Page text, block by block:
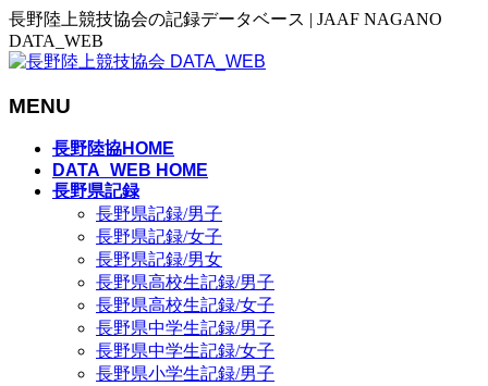
長野陸上競技協会の記録データベース | JAAF NAGANO
DATA_WEB
MENU
長野陸協HOME
DATA_WEB HOME
長野県記録
長野県記録/男子
長野県記録/女子
長野県記録/男女
長野県高校生記録/男子
長野県高校生記録/女子
長野県中学生記録/男子
長野県中学生記録/女子
長野県小学生記録/男子